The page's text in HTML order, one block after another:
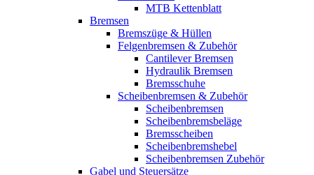
MTB Kettenblatt
Bremsen
Bremszüge & Hüllen
Felgenbremsen & Zubehör
Cantilever Bremsen
Hydraulik Bremsen
Bremsschuhe
Scheibenbremsen & Zubehör
Scheibenbremsen
Scheibenbremsbeläge
Bremsscheiben
Scheibenbremshebel
Scheibenbremsen Zubehör
Gabel und Steuersätze